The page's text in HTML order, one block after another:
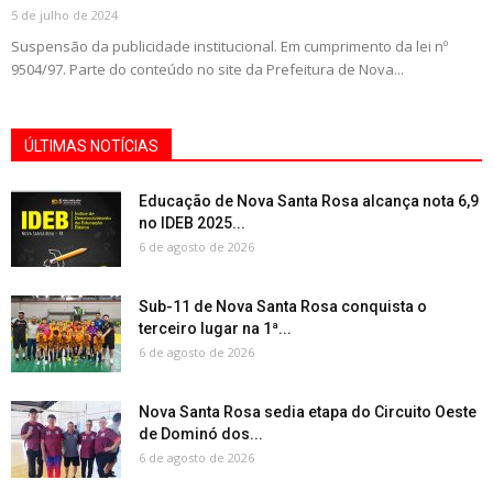
5 de julho de 2024
Suspensão da publicidade institucional. Em cumprimento da lei nº
9504/97. Parte do conteúdo no site da Prefeitura de Nova...
ÚLTIMAS NOTÍCIAS
Educação de Nova Santa Rosa alcança nota 6,9
no IDEB 2025...
6 de agosto de 2026
Sub-11 de Nova Santa Rosa conquista o
terceiro lugar na 1ª...
6 de agosto de 2026
Nova Santa Rosa sedia etapa do Circuito Oeste
de Dominó dos...
6 de agosto de 2026